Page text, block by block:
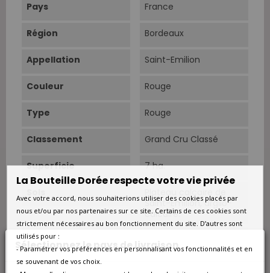
Sélectionnez le pays de livraison
Pays
France
Région Bordeaux
Appellation Saint-Emilion
Couleur Rouge
Type Rouge
Classement Grand Cru Classé
Superficie 7 ha.
Saint-Emilion, argilo-
calcaire.
Âge Du Vignoble
Vendanges
La Bouteille Dorée respecte votre vie privée
Avec votre accord, nous souhaiterions utiliser des cookies placés par
nous et/ou par nos partenaires sur ce site. Certains de ces cookies sont
strictement nécessaires au bon fonctionnement du site. D’autres sont
utilisés pour :
- Paramétrer vos préférences en personnalisant vos fonctionnalités et en
se souvenant de vos choix.